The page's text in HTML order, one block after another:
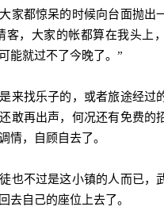
都惊呆的时候向台面抛出
客，大家的帐都算在我头上
能就过不了今晚了。”
找乐子的，或者旅途经过
敢再出声，何况还有免费的
情，自顾自去了。
不过是这小镇的人而已，武
去自己的座位上去了。